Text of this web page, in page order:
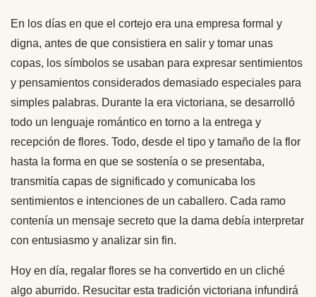
En los días en que el cortejo era una empresa formal y
digna, antes de que consistiera en salir y tomar unas
copas, los símbolos se usaban para expresar sentimientos
y pensamientos considerados demasiado especiales para
simples palabras. Durante la era victoriana, se desarrolló
todo un lenguaje romántico en torno a la entrega y
recepción de flores. Todo, desde el tipo y tamaño de la flor
hasta la forma en que se sostenía o se presentaba,
transmitía capas de significado y comunicaba los
sentimientos e intenciones de un caballero. Cada ramo
contenía un mensaje secreto que la dama debía interpretar
con entusiasmo y analizar sin fin.
Hoy en día, regalar flores se ha convertido en un cliché
algo aburrido. Resucitar esta tradición victoriana infundirá